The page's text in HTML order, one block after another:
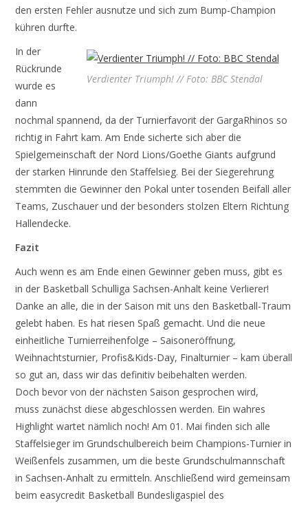
den ersten Fehler ausnutze und sich zum Bump-Champion
kühren durfte.
Verdienter Triumph! // Foto: BBC Stendal
In der
Rückrunde
wurde es
dann
nochmal spannend, da der Turnierfavorit der GargaRhinos so
richtig in Fahrt kam. Am Ende sicherte sich aber die
Spielgemeinschaft der Nord Lions/Goethe Giants aufgrund
der starken Hinrunde den Staffelsieg. Bei der Siegerehrung
stemmten die Gewinner den Pokal unter tosenden Beifall aller
Teams, Zuschauer und der besonders stolzen Eltern Richtung
Hallendecke.
Fazit
Auch wenn es am Ende einen Gewinner geben muss, gibt es
in der Basketball Schulliga Sachsen-Anhalt keine Verlierer!
Danke an alle, die in der Saison mit uns den Basketball-Traum
gelebt haben. Es hat riesen Spaß gemacht. Und die neue
einheitliche Turnierreihenfolge – Saisoneröffnung,
Weihnachtsturnier, Profis&Kids-Day, Finalturnier – kam überall
so gut an, dass wir das definitiv beibehalten werden.
Doch bevor von der nächsten Saison gesprochen wird,
muss zunächst diese abgeschlossen werden. Ein wahres
Highlight wartet nämlich noch! Am 01. Mai finden sich alle
Staffelsieger im Grundschulbereich beim Champions-Turnier in
Weißenfels zusammen, um die beste Grundschulmannschaft
in Sachsen-Anhalt zu ermitteln. Anschließend wird gemeinsam
beim easycredit Basketball Bundesligaspiel des